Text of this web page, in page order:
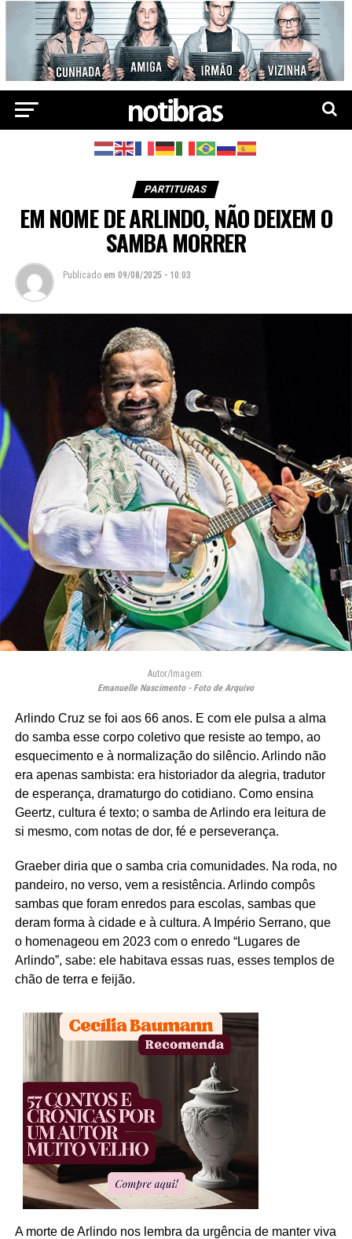
PARTITURAS
EM NOME DE ARLINDO, NÃO DEIXEM O
SAMBA MORRER
Publicado em 09/08/2025 - 10:03
Autor/Imagem:
Emanuelle Nascimento - Foto de Arquivo
Arlindo Cruz se foi aos 66 anos. E com ele pulsa a alma
do samba esse corpo coletivo que resiste ao tempo, ao
esquecimento e à normalização do silêncio. Arlindo não
era apenas sambista: era historiador da alegria, tradutor
de esperança, dramaturgo do cotidiano. Como ensina
Geertz, cultura é texto; o samba de Arlindo era leitura de
si mesmo, com notas de dor, fé e perseverança.
Graeber diria que o samba cria comunidades. Na roda, no
pandeiro, no verso, vem a resistência. Arlindo compôs
sambas que foram enredos para escolas, sambas que
deram forma à cidade e à cultura. A Império Serrano, que
o homenageou em 2023 com o enredo “Lugares de
Arlindo”, sabe: ele habitava essas ruas, esses templos de
chão de terra e feijão.
A morte de Arlindo nos lembra da urgência de manter viva